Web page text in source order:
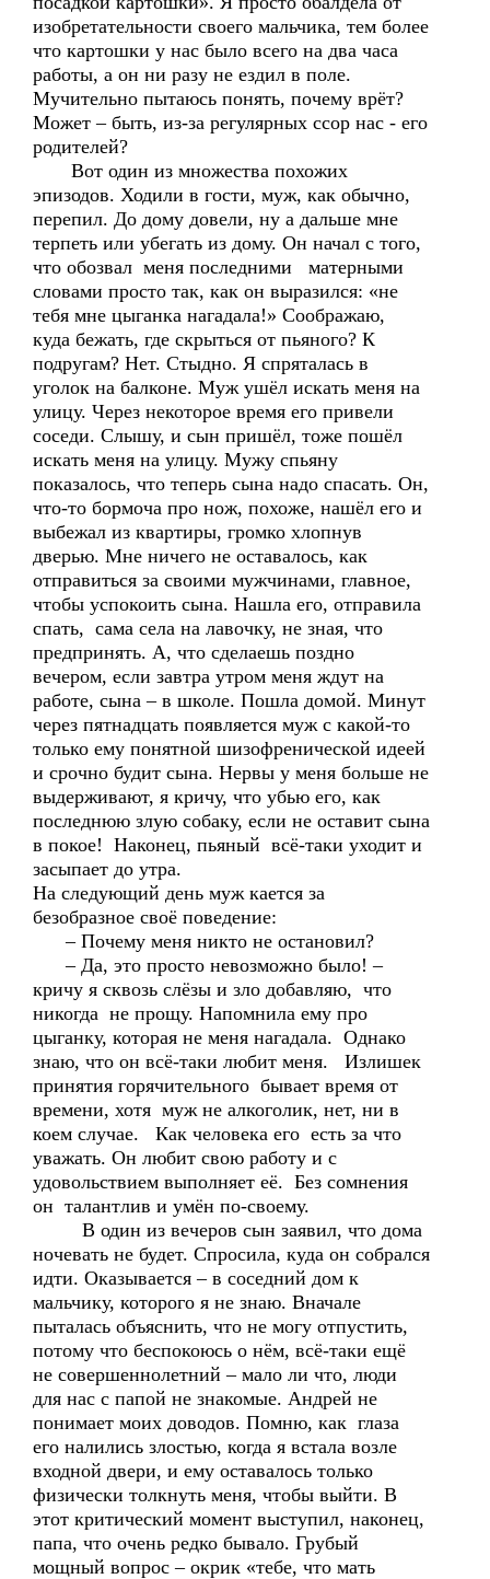
изобретательности своего мальчика, тем более
что картошки у нас было всего на два часа
работы, а он ни разу не ездил в поле.
Мучительно пытаюсь понять, почему врёт?
Может – быть, из-за регулярных ссор нас - его
родителей?
Вот один из множества похожих
эпизодов. Ходили в гости, муж, как обычно,
перепил. До дому довели, ну а дальше мне
терпеть или убегать из дому. Он начал с того,
что обозвал меня последними матерными
словами просто так, как он выразился: «не
тебя мне цыганка нагадала!» Соображаю,
куда бежать, где скрыться от пьяного? К
подругам? Нет. Стыдно. Я спряталась в
уголок на балконе. Муж ушёл искать меня на
улицу. Через некоторое время его привели
соседи. Слышу, и сын пришёл, тоже пошёл
искать меня на улицу. Мужу спьяну
показалось, что теперь сына надо спасать. Он,
что-то бормоча про нож, похоже, нашёл его и
выбежал из квартиры, громко хлопнув
дверью. Мне ничего не оставалось, как
отправиться за своими мужчинами, главное,
чтобы успокоить сына. Нашла его, отправила
спать, сама села на лавочку, не зная, что
предпринять. А, что сделаешь поздно
вечером, если завтра утром меня ждут на
работе, сына – в школе. Пошла домой. Минут
через пятнадцать появляется муж с какой-то
только ему понятной шизофренической идеей
и срочно будит сына. Нервы у меня больше не
выдерживают, я кричу, что убью его, как
последнюю злую собаку, если не оставит сына
в покое! Наконец, пьяный всё-таки уходит и
засыпает до утра.
На следующий день муж кается за
безобразное своё поведение:
– Почему меня никто не остановил?
– Да, это просто невозможно было! –
кричу я сквозь слёзы и зло добавляю, что
никогда не прощу. Напомнила ему про
цыганку, которая не меня нагадала. Однако
знаю, что он всё-таки любит меня. Излишек
принятия горячительного бывает время от
времени, хотя муж не алкоголик, нет, ни в
коем случае. Как человека его есть за что
уважать. Он любит свою работу и с
удовольствием выполняет её. Без сомнения
он талантлив и умён по-своему.
В один из вечеров сын заявил, что дома
ночевать не будет. Спросила, куда он собрался
идти. Оказывается – в соседний дом к
мальчику, которого я не знаю. Вначале
пыталась объяснить, что не могу отпустить,
потому что беспокоюсь о нём, всё-таки ещё
не совершеннолетний – мало ли что, люди
для нас с папой не знакомые. Андрей не
понимает моих доводов. Помню, как глаза
его налились злостью, когда я встала возле
входной двери, и ему оставалось только
физически толкнуть меня, чтобы выйти. В
этот критический момент выступил, наконец,
папа, что очень редко бывало. Грубый
мощный вопрос – окрик «тебе, что мать